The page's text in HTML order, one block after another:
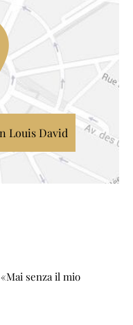
Louis David
senza il mio